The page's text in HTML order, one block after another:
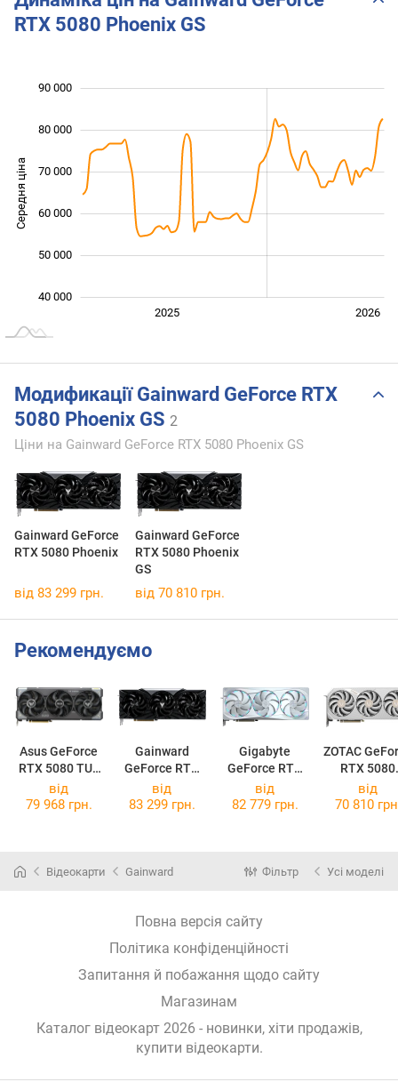
RTX 5080 Phoenix GS
Середня ціна
40 000
50 000
60 000
70 000
80 000
90 000
2025 2026
Модификації Gainward GeForce RTX
5080 Phoenix GS 2
Ціни на Gainward GeForce RTX 5080 Phoenix GS
Gainward GeForce
RTX 5080 Phoenix
Gainward GeForce
RTX 5080 Phoenix
GS
від 83 299 грн. від 70 810 грн.
Рекомендуємо
Asus GeForce
RTX 5080 TUF
OC
Gainward
GeForce RTX
5080 Phoenix
Gigabyte
GeForce RTX
5080 AORUS
MASTER ICE
ZOTAC
RTX 5080
SOLID OC
White
від
79 968 грн.
від
83 299 грн.
від
82 779 грн.
від
70 810
Відеокарти Gainward Фільтр Усі моделі
Повна версія сайту
Політика конфіденційності
Запитання й побажання щодо сайту
Магазинам
Каталог відеокарт 2026 - новинки, хіти продажів,
купити відеокарти.